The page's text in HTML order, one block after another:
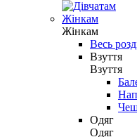
Жінкам
Жінкам
Весь
Взуття
Взуття
Одяг
Одяг